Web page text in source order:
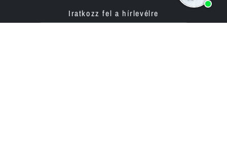
Iratkozz fel a hírlevélre